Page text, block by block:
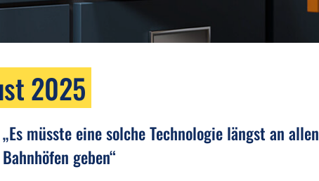
2025
„Es müsste eine solche Technologie längst an allen
Bahnhöfen geben“